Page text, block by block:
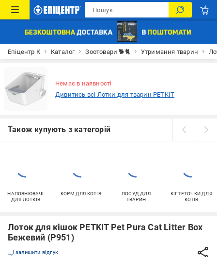
Епіцентр К Каталог Зоотовари 🐕🐈 Утримання тварин
Немає в наявності
Дивитись всі Лотки для тварин PETKIT
Також купують з категорій
НАПОВНЮВАЧІ
ДЛЯ ЛОТКІВ
КОРМ ДЛЯ КОТІВ
ПОСУД ДЛЯ
ТВАРИН
КІГТЕТОЧКИ ДЛЯ
КОТІВ
Лоток для кішок PETKIT Pet Pura Cat Litter Box
Бежевий (P951)
залишити відгук